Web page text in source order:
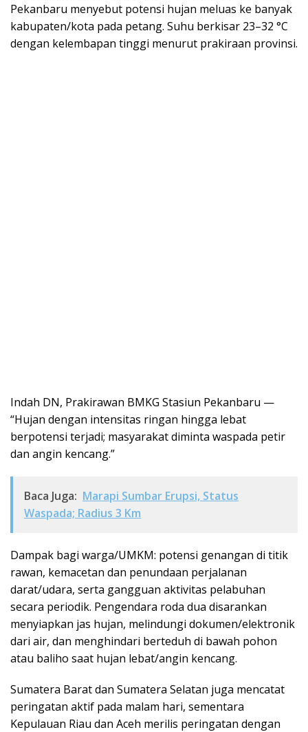
Pekanbaru menyebut potensi hujan meluas ke banyak
kabupaten/kota pada petang. Suhu berkisar 23–32 °C
dengan kelembapan tinggi menurut prakiraan provinsi.
Indah DN, Prakirawan BMKG Stasiun Pekanbaru —
“Hujan dengan intensitas ringan hingga lebat
berpotensi terjadi; masyarakat diminta waspada petir
dan angin kencang.”
Baca Juga: Marapi Sumbar Erupsi, Status
Waspada; Radius 3 Km
Dampak bagi warga/UMKM: potensi genangan di titik
rawan, kemacetan dan penundaan perjalanan
darat/udara, serta gangguan aktivitas pelabuhan
secara periodik. Pengendara roda dua disarankan
menyiapkan jas hujan, melindungi dokumen/elektronik
dari air, dan menghindari berteduh di bawah pohon
atau baliho saat hujan lebat/angin kencang.
Sumatera Barat dan Sumatera Selatan juga mencatat
peringatan aktif pada malam hari, sementara
Kepulauan Riau dan Aceh merilis peringatan dengan